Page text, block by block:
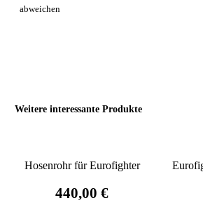
abweichen
Weitere interessante Produkte
Hosenrohr für Eurofighter
440,00 €